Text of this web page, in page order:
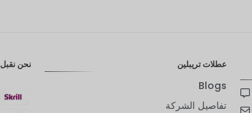
عطلات تريبلين
Blogs
تفاصيل الشركة
نحن نقبل